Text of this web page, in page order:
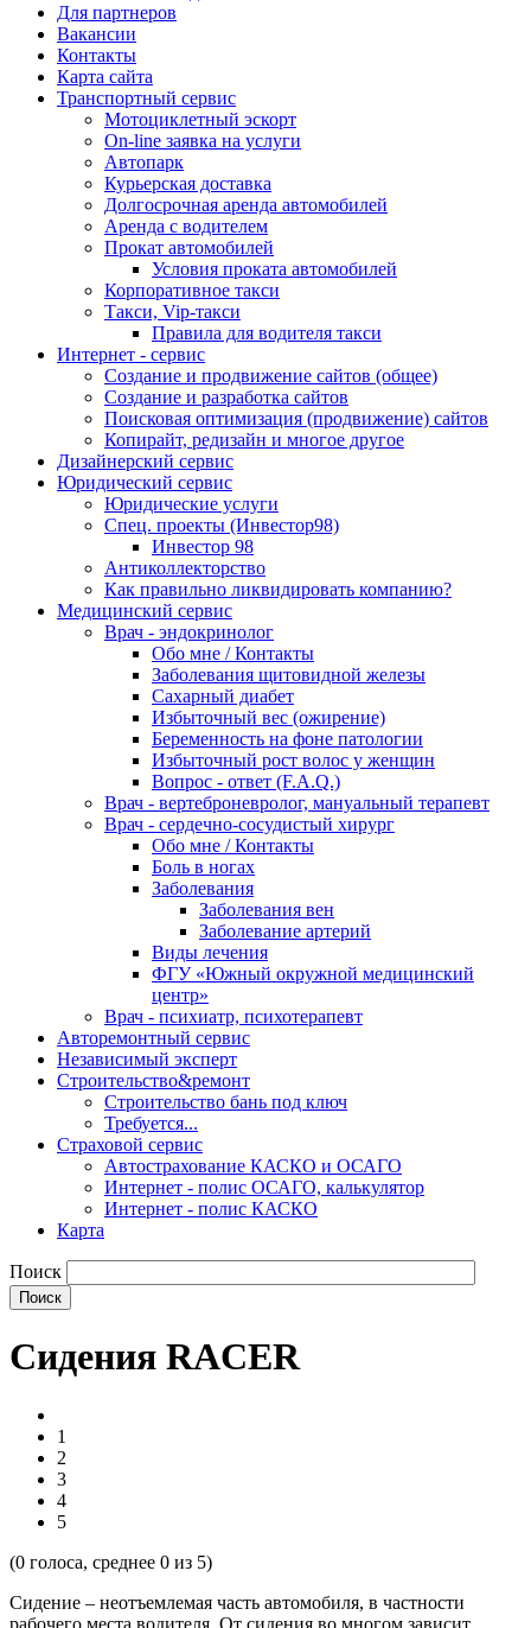
Для партнеров
Вакансии
Контакты
Карта сайта
Транспортный сервис
Мотоциклетный эскорт
On-line заявка на услуги
Автопарк
Курьерская доставка
Долгосрочная аренда автомобилей
Аренда с водителем
Прокат автомобилей
Условия проката автомобилей
Корпоративное такси
Такси, Vip-такси
Правила для водителя такси
Интернет - сервис
Создание и продвижение сайтов (общее)
Создание и разработка сайтов
Поисковая оптимизация (продвижение) сайтов
Копирайт, редизайн и многое другое
Дизайнерский сервис
Юридический сервис
Юридические услуги
Спец. проекты (Инвестор98)
Инвестор 98
Антиколлекторство
Как правильно ликвидировать компанию?
Медицинский сервис
Врач - эндокринолог
Обо мне / Контакты
Заболевания щитовидной железы
Сахарный диабет
Избыточный вес (ожирение)
Беременность на фоне патологии
Избыточный рост волос у женщин
Вопрос - ответ (F.A.Q.)
Врач - вертеброневролог, мануальный терапевт
Врач - сердечно-сосудистый хирург
Обо мне / Контакты
Боль в ногах
Заболевания
Заболевания вен
Заболевание артерий
Виды лечения
ФГУ «Южный окружной медицинский
центр»
Врач - психиатр, психотерапевт
Авторемонтный сервис
Независимый эксперт
Строительство&ремонт
Строительство бань под ключ
Требуется...
Страховой сервис
Автострахование КАСКО и ОСАГО
Интернет - полис ОСАГО, калькулятор
Интернет - полис КАСКО
Карта
Поиск
Сидения RACER
1
2
3
4
5
(0 голоса, среднее 0 из 5)
Сидение – неотъемлемая часть автомобиля, в частности
рабочего места водителя. От сидения во многом зависит